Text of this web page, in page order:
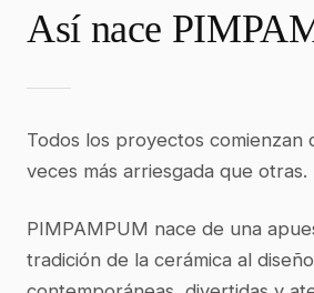
Así nace
Todos los proyectos comienzan
veces más arriesgada que otras.
PIMPAMPUM nace de una
tradición de la cerámica al